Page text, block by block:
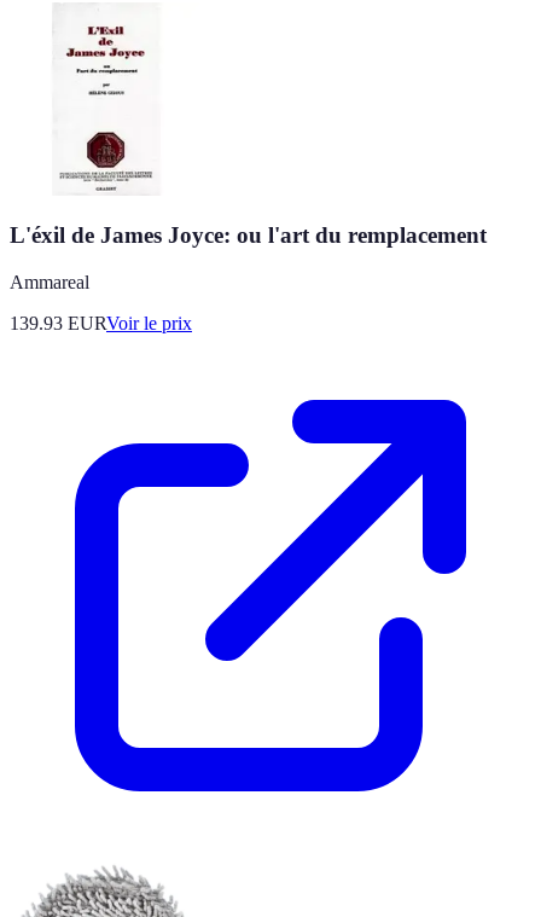
L'éxil de James Joyce: ou l'art du remplacement
Ammareal
139.93 EURVoir le prix